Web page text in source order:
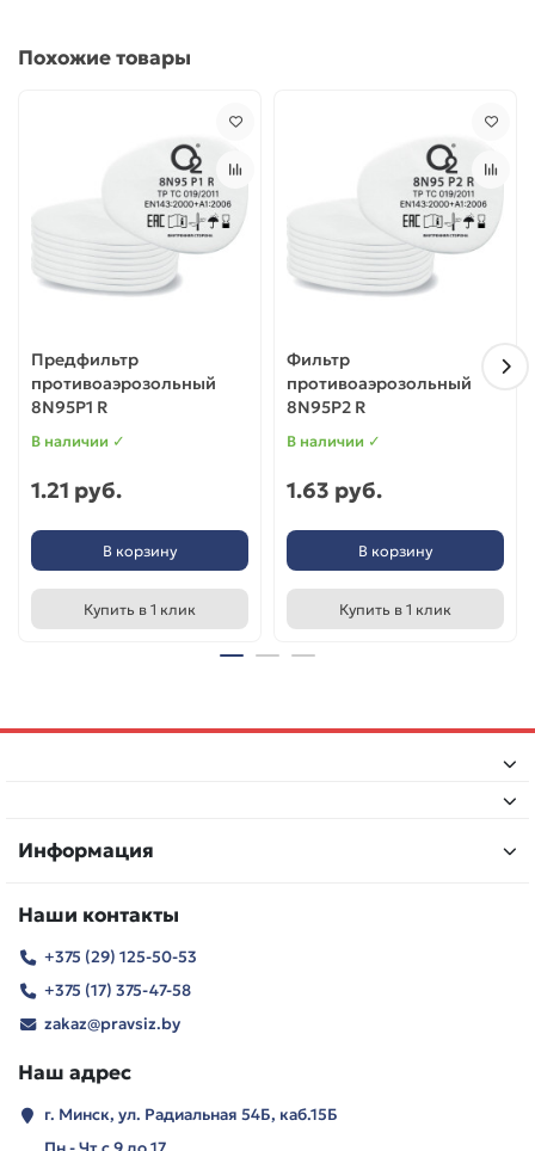
Фильтры соответствуют требованиям Технического
безопасности средств индивидуальной защиты»,
«Система стандартов безопасности труда.
Средства индивидуальной защиты органов дыхания.
Фильтры противоаэрозольные».
Похожие товары
Предфильтр
противоаэрозольный
8N95P1 R
В наличии ✓
1.21 руб.
В корзину
Купить в 1 клик
Фильтр
противоаэрозольный
8N95P2 R
В наличии ✓
1.63 руб.
В корзину
Купить в 1 клик
Информация
Наши контакты
+375 (29) 125-50-53
+375 (17) 375-47-58
zakaz@pravsiz.by
Наш адрес
г. Минск, ул. Радиальная 54Б, каб.15Б